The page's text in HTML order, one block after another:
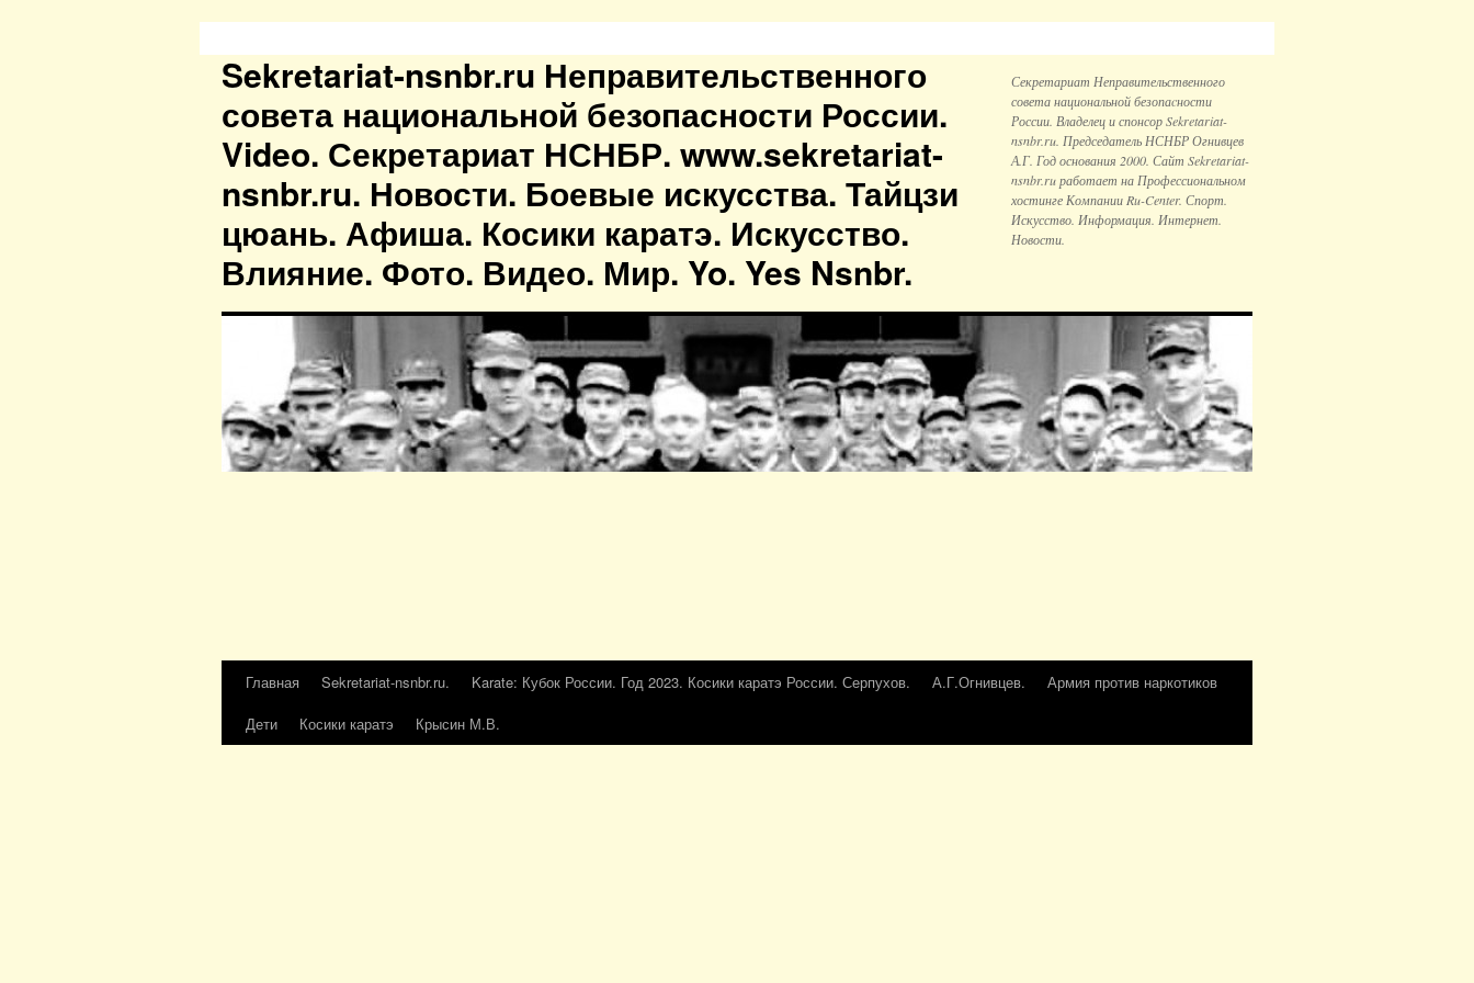
Sekretariat-nsnbr.ru Неправительственного
совета национальной безопасности России.
Video. Секретариат НСНБР. www.sekretariat-
nsnbr.ru. Новости. Боевые искусства. Тайцзи
цюань. Афиша. Косики каратэ. Искусство.
Влияние. Фото. Видео. Мир. Yo. Yes Nsnbr.
Секретариат Неправительственного
совета национальной безопаcности
России. Владелец и спонсор Sekretariat-
nsnbr.ru. Председатель НСНБР Огнивцев
А.Г. Год основания 2000. Сайт Sekretariat-
nsnbr.ru работает на Профессиональном
хостинге Компании Ru-Center. Спорт.
Искусство. Информация. Интернет.
Новости.
Главная Sekretariat-nsnbr.ru. Karate: Кубок России. Год 2023. Косики каратэ России. Серпухов. А.Г.Огнивцев.
Армия против наркотиков
Дети
Косики каратэ Крысин М.В.